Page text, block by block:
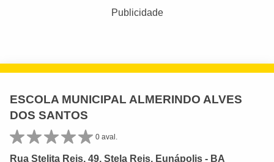
Publicidade
ESCOLA MUNICIPAL ALMERINDO ALVES
DOS SANTOS
0 aval.
Rua Stelita Reis, 49, Stela Reis, Eunápolis - BA